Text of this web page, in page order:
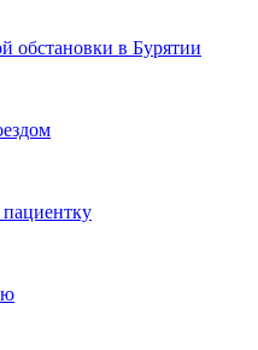
обстановки в Бурятии